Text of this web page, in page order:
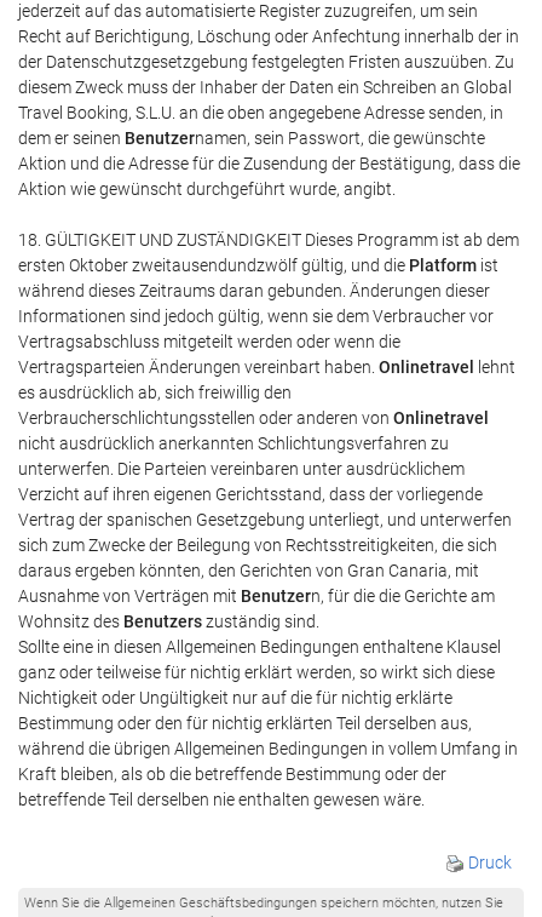
jederzeit auf das automatisierte Register zuzugreifen, um sein
Recht auf Berichtigung, Löschung oder Anfechtung innerhalb der in
der Datenschutzgesetzgebung festgelegten Fristen auszuüben. Zu
diesem Zweck muss der Inhaber der Daten ein Schreiben an Global
Travel Booking, S.L.U. an die oben angegebene Adresse senden, in
dem er seinen Benutzernamen, sein Passwort, die gewünschte
Aktion und die Adresse für die Zusendung der Bestätigung, dass die
Aktion wie gewünscht durchgeführt wurde, angibt.
18. GÜLTIGKEIT UND ZUSTÄNDIGKEIT Dieses Programm ist ab dem
ersten Oktober zweitausendundzwölf gültig, und die Platform ist
während dieses Zeitraums daran gebunden. Änderungen dieser
Informationen sind jedoch gültig, wenn sie dem Verbraucher vor
Vertragsabschluss mitgeteilt werden oder wenn die
Vertragsparteien Änderungen vereinbart haben. Onlinetravel
lehnt
es ausdrücklich ab, sich freiwillig den
Verbraucherschlichtungsstellen oder anderen von Onlinetravel
nicht ausdrücklich anerkannten Schlichtungsverfahren zu
unterwerfen. Die Parteien vereinbaren unter ausdrücklichem
Verzicht auf ihren eigenen Gerichtsstand, dass der vorliegende
Vertrag der spanischen Gesetzgebung unterliegt, und unterwerfen
sich zum Zwecke der Beilegung von Rechtsstreitigkeiten, die sich
daraus ergeben könnten, den Gerichten von Gran Canaria, mit
Ausnahme von Verträgen mit Benutzern, für die die Gerichte am
Wohnsitz des Benutzerszuständig sind.
Sollte eine in diesen Allgemeinen Bedingungen enthaltene Klausel
ganz oder teilweise für nichtig erklärt werden, so wirkt sich diese
Nichtigkeit oder Ungültigkeit nur auf die für nichtig erklärte
Bestimmung oder den für nichtig erklärten Teil derselben aus,
während die übrigen Allgemeinen Bedingungen in vollem Umfang in
Kraft bleiben, als ob die betreffende Bestimmung oder der
betreffende Teil derselben nie enthalten gewesen wäre.
Druck
Wenn Sie die Allgemeinen Geschäftsbedingungen speichern möchten, nutzen Sie